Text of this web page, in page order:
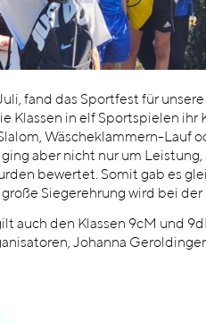
fand das Sportfest für
Klassen in elf Sportspielen ihr
Wäscheklammern-Lauf
aber nicht nur um
bewertet. Somit gab es
Siegerehrung wird bei
auch den Klassen 9cM und
Johanna